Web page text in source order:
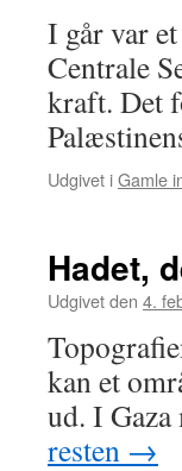
I går var
Centrale
kraft. Det
Udgivet iGamle
Hadet,
Udgivet den 4.
kan et
ud. I
resten →